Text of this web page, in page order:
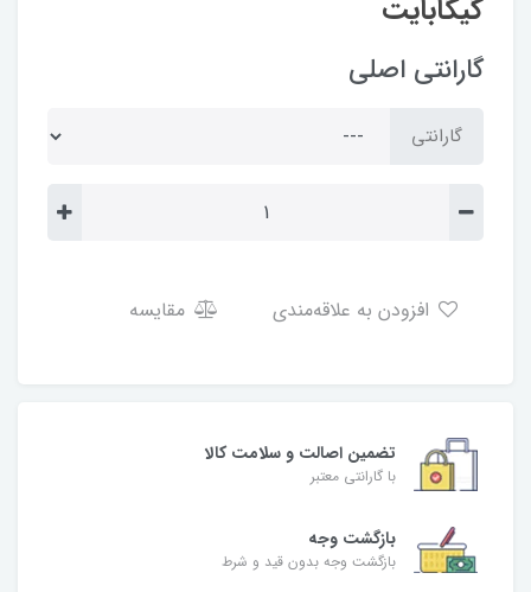
گیگابایت
گارانتی اصلی
گارانتی
مقایسه
تضمین اصالت و سلامت کالا
با گارانتی معتبر
بازگشت وجه
بازگشت وجه بدون قید و شرط